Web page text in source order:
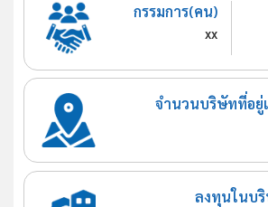
กรรมการ(คน)
xx
จำนวนบริษัทที่อยู่
ลงทุนในบ